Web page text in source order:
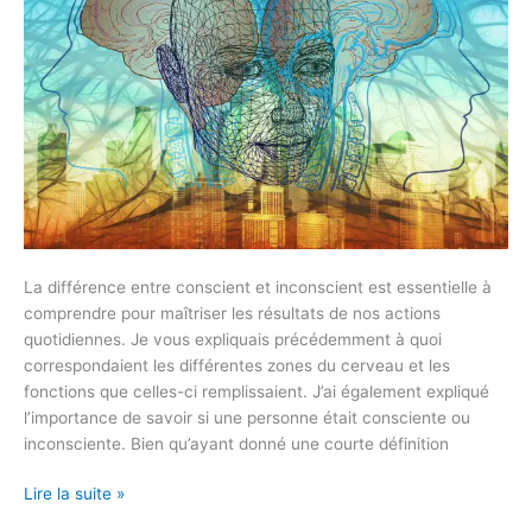
La différence entre conscient et inconscient est essentielle à
comprendre pour maîtriser les résultats de nos actions
quotidiennes. Je vous expliquais précédemment à quoi
correspondaient les différentes zones du cerveau et les
fonctions que celles-ci remplissaient. J’ai également expliqué
l’importance de savoir si une personne était consciente ou
inconsciente. Bien qu’ayant donné une courte définition
Lire la suite »